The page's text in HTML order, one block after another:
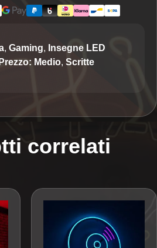
quantità
, Gaming, Insegne LED
Prezzo: Medio, Scritte
correlati